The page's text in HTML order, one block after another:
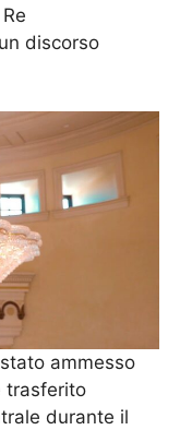
discorso
ammesso
trasferito
durante il